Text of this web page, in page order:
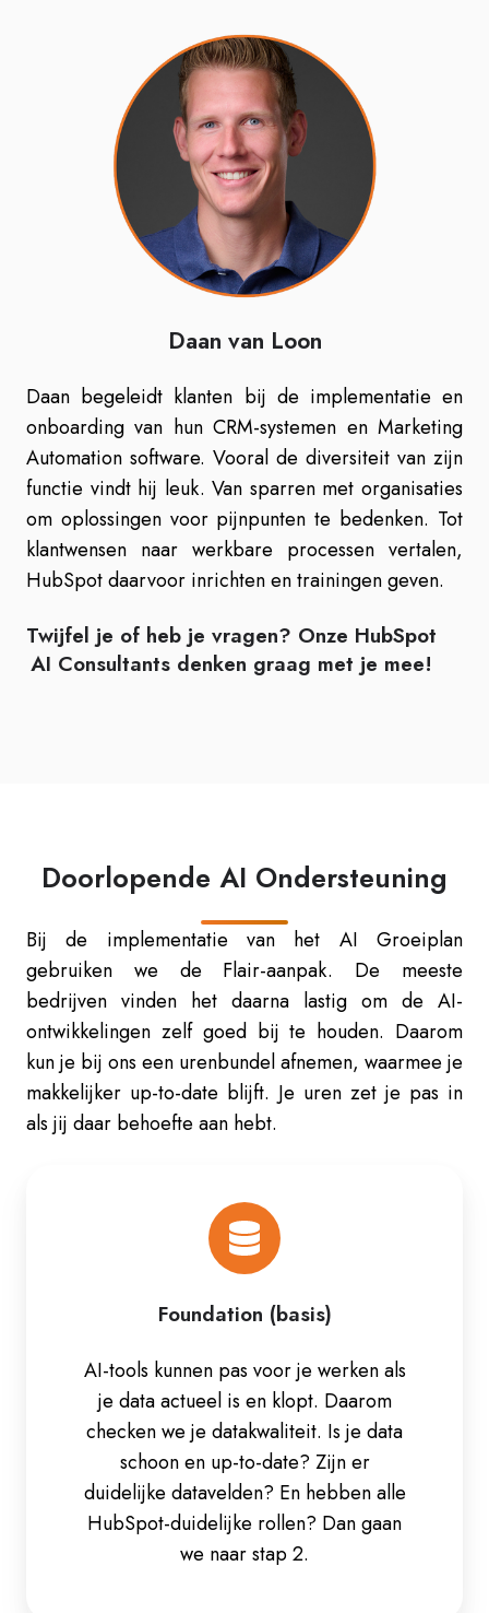
Daan van Loon
Daan begeleidt klanten bij de implementatie en
onboarding van hun CRM-systemen en Marketing
Automation software. Vooral de diversiteit van zijn
functie vindt hij leuk. Van sparren met organisaties
om oplossingen voor pijnpunten te bedenken. Tot
klantwensen naar werkbare processen vertalen,
HubSpot daarvoor inrichten en trainingen geven.
Twijfel je of heb je vragen? Onze HubSpot
AI Consultants denken graag met je mee!
Doorlopende AI Ondersteuning
Bij de implementatie van het AI Groeiplan
gebruiken we de Flair-aanpak. De meeste
bedrijven vinden het daarna lastig om de AI-
ontwikkelingen zelf goed bij te houden. Daarom
kun je bij ons een urenbundel afnemen, waarmee je
makkelijker up-to-date blijft. Je uren zet je pas in
als jij daar behoefte aan hebt.
Foundation (basis)
AI-tools kunnen pas voor je werken als
je data actueel is en klopt. Daarom
checken we je datakwaliteit. Is je data
schoon en up-to-date? Zijn er
duidelijke datavelden? En hebben alle
HubSpot-duidelijke rollen? Dan gaan
we naar stap 2.
(basis)